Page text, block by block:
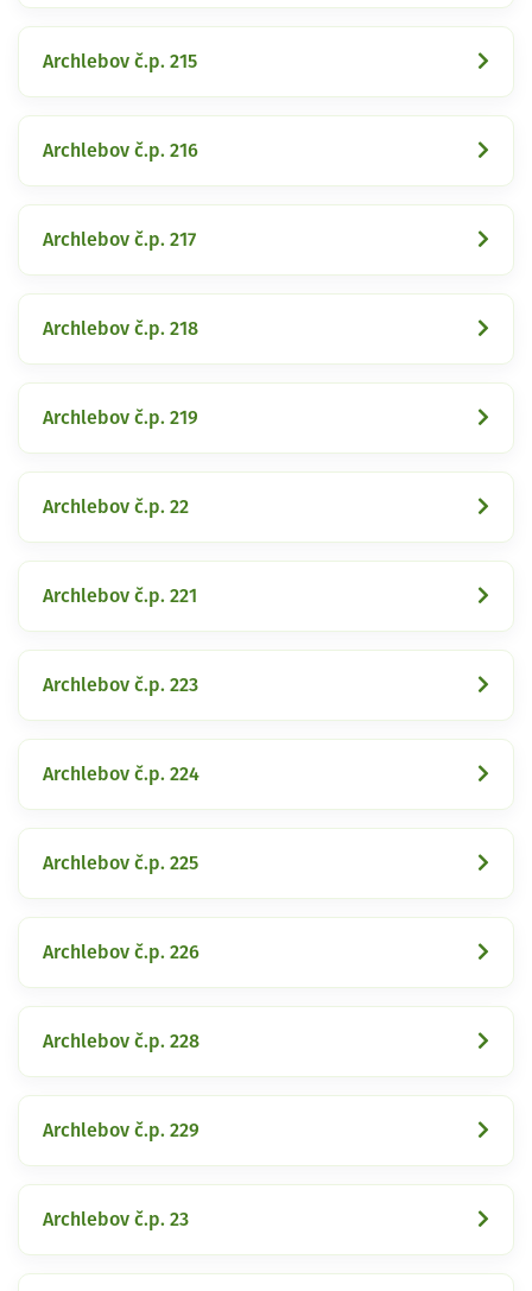
Archlebov č.p. 215
Archlebov č.p. 216
Archlebov č.p. 217
Archlebov č.p. 218
Archlebov č.p. 219
Archlebov č.p. 22
Archlebov č.p. 221
Archlebov č.p. 223
Archlebov č.p. 224
Archlebov č.p. 225
Archlebov č.p. 226
Archlebov č.p. 228
Archlebov č.p. 229
Archlebov č.p. 23